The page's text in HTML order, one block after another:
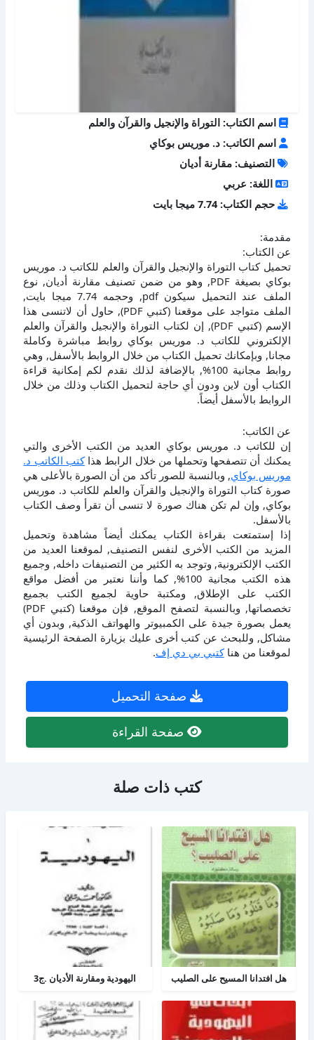
اسم الكتاب: التوراة والإنجيل والقرآن والعلم
اسم الكاتب: د. موريس بوكاي
التصنيف: مقارنة أديان
اللغة: عربي
حجم الكتاب: 7.74 ميجا بايت
مقدمة:
عن الكتاب:
تحميل كتاب التوراة والإنجيل والقرآن والعلم للكاتب د. موريس
بوكاي بصيغة PDF, وهو من ضمن تصنيف مقارنة أديان, نوع
الملف عند التحميل سيكون pdf, وحجمه 7.74 ميجا بايت,
الملف متواجد على موقعنا (كتبي PDF), حاول أن لاتنسى هذا
الإسم (كتبي PDF), إن لكتاب التوراة والإنجيل والقرآن والعلم
الإلكتروني للكاتب د. موريس بوكاي روابط مباشرة وكاملة
مجانا, وبإمكانك تحميل الكتاب من خلال الروابط بالأسفل, وهي
روابط مجانية 100%, بالإضافة لذلك نقدم لكم إمكانية قراءة
الكتاب أون لاين ودون أي حاجة لتحميل الكتاب وذلك من خلال
الروابط بالأسفل أيضاً.
عن الكاتب:
إن للكاتب د. موريس بوكاي العديد من الكتب الأخرى والتي
يمكنك أن تتصفحها وتحملها من خلال الرابط هذاكتب الكاتب د.
موريس بوكاي, وبالنسبة للصور تأكد من أن الصورة بالأعلى هي
صورة كتاب التوراة والإنجيل والقرآن والعلم للكاتب د. موريس
بوكاي, وإن لم تكن هناك صورة لا تنسى أن تقرأ وصف الكتاب
بالأسفل.
إذا إستمتعت بقراءة الكتاب يمكنك أيضاً مشاهدة وتحميل
المزيد من الكتب الأخرى لنفس التصنيف, لموقعنا العديد من
الكتب الإلكترونية, وتوجد به الكثير من التصنيفات داخله, وجميع
هذه الكتب مجانية 100%, كما وأننا نعتبر من أفضل مواقع
الكتب على الإطلاق, ومكتبة حاوية لجميع الكتب بجميع
تخصصاتها, وبالنسبة لتصفح الموقع, فإن موقعنا (كتبي PDF)
يعمل بصورة جيدة على الكمبيوتر والهواتف الذكية, وبدون أي
مشاكل, وللبحث عن كتب أخرى عليك بزيارة الصفحة الرئيسية
لموقعنا من هناكتبي بي دي إف.
صفحة التحميل
صفحة القراءة
كتب ذات صلة
هل افتدانا المسيح على الصليب اليهودية ومقارنة الأديان .ج3